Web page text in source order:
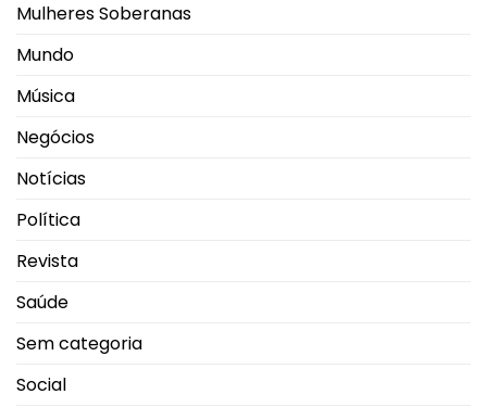
Mulheres Soberanas
Mundo
Música
Negócios
Notícias
Política
Revista
Saúde
Sem categoria
Social